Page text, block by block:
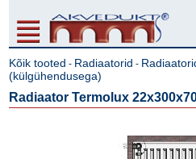
Kõik tooted - Radiaatorid -
(külgühendusega)
Radiaator Termolux